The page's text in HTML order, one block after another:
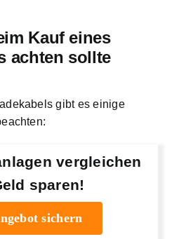
Kauf eines
achten sollte
gibt es einige
vergleichen
sparen!
sichern